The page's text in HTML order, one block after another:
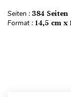
Seiten : 384 Seiten
Format : 14,5 cm x